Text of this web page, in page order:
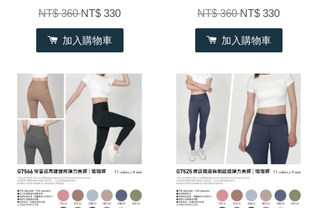
NT$ 360NT$ 330
加入購物車
NT$ 360NT$ 330
加入購物車